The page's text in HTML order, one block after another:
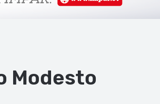
Modesto